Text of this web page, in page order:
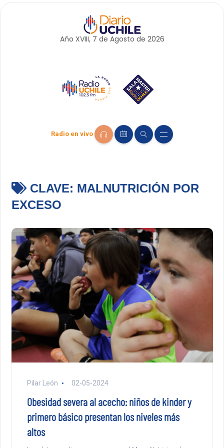
Año XVIII, 7 de Agosto de 2026
Radio en vivo
CLAVE: MALNUTRICIÓN POR
EXCESO
Pilar León 02-05-2024
Obesidad severa al acecho: niños de kinder y
primero básico presentan los niveles más
altos